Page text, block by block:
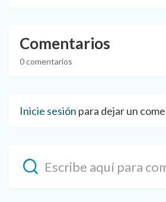
Comentarios
0 comentarios
Inicie sesión para dejar un